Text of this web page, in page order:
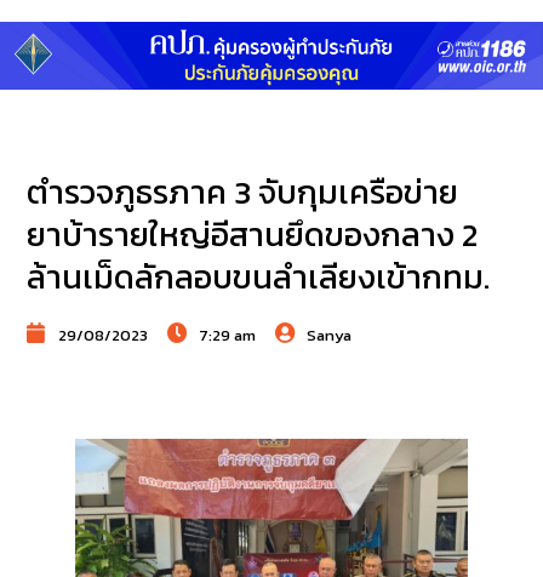
ตำรวจภูธรภาค 3 จับกุมเครือข่าย
ยาบ้ารายใหญ่อีสานยึดของกลาง 2
ล้านเม็ดลักลอบขนลำเลียงเข้ากทม.
29/08/2023 7:29 am Sanya